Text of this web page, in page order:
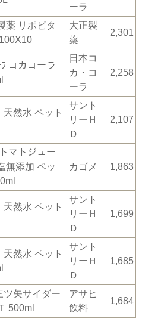
ーラ
薬 リポビタ
大正製
薬
2,301
ﾗ コカコーラ
日本コ
カ・コ
ーラ
2,258
天然水 ペット
サント
リーＨ
Ｄ
2,107
マトジュー
無添加 ペッ
カゴメ 1,863
天然水 ペット
サント
リーＨ
Ｄ
1,699
天然水 ペット
サント
リーＨ
Ｄ
1,685
ツ矢サイダー
500ml
アサヒ
飲料
1,684